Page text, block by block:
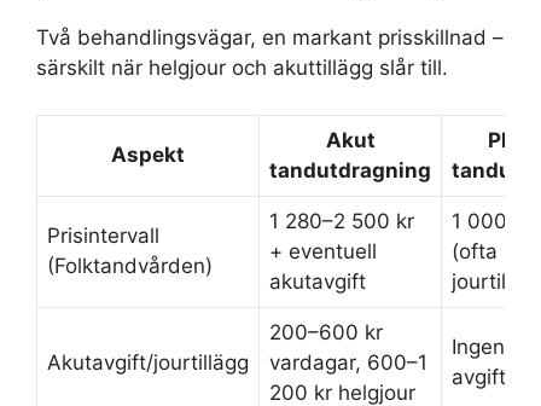
Två behandlingsvägar, en markant prisskillnad –
särskilt när helgjour och akuttillägg slår till.
Aspekt
Akut
tandutdragning
Prisintervall
(Folktandvården)
1 280–2 500 kr
+ eventuell
akutavgift
1 000–2
(ofta
Akutavgift/jourtillägg
200–600 kr
vardagar, 600–1
200 kr helgjour
Ingen
avgift